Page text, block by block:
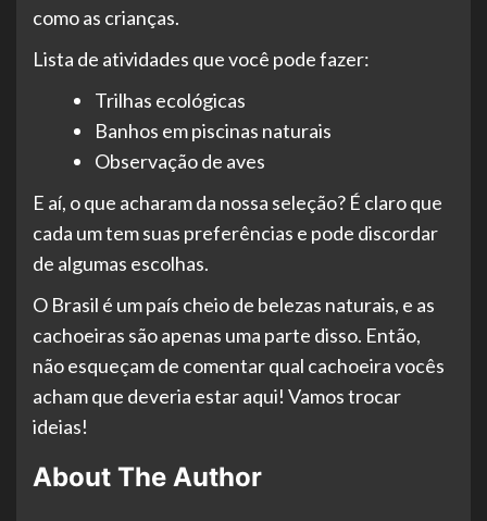
como as crianças.
Lista de atividades que você pode fazer:
Trilhas ecológicas
Banhos em piscinas naturais
Observação de aves
E aí, o que acharam da nossa seleção? É claro que
cada um tem suas preferências e pode discordar
de algumas escolhas.
O Brasil é um país cheio de belezas naturais, e as
cachoeiras são apenas uma parte disso. Então,
não esqueçam de comentar qual cachoeira vocês
acham que deveria estar aqui! Vamos trocar
ideias!
About The Author